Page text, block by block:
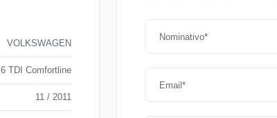
VOLKSWAGEN
TDI Comfortline
11 / 2011